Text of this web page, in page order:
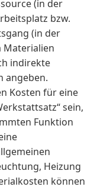
(in der
bzw.
(in der
Materialien
indirekte
angeben.
Kosten für eine
sein,
Funktion
Heizung
können